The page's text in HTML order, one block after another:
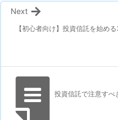
【初心者向け】投資信託を始め
Next
投資信託で注意すべ